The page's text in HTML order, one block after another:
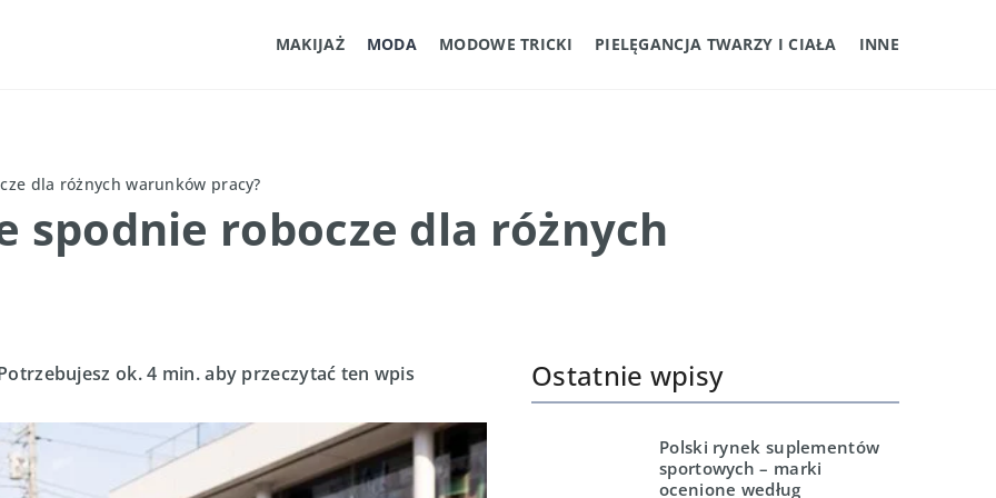
MAKIJAŻ MODA MODOWE TRICKI PIELĘGANCJA TWARZY I CIAŁA INNE
dla różnych warunków pracy?
spodnie robocze dla różnych
ok. 4 min. aby przeczytać ten wpis Ostatnie wpisy
Polski rynek suplementów
sportowych – marki
ocenione według